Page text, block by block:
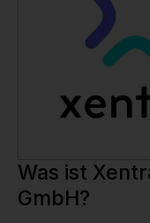
Was ist
GmbH?